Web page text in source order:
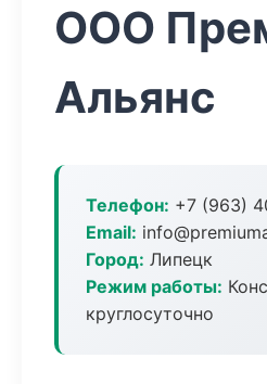
ООО
Альянс
Телефон: +7 (963)
Email:
Город: Липецк
Режим работы:
круглосуточно